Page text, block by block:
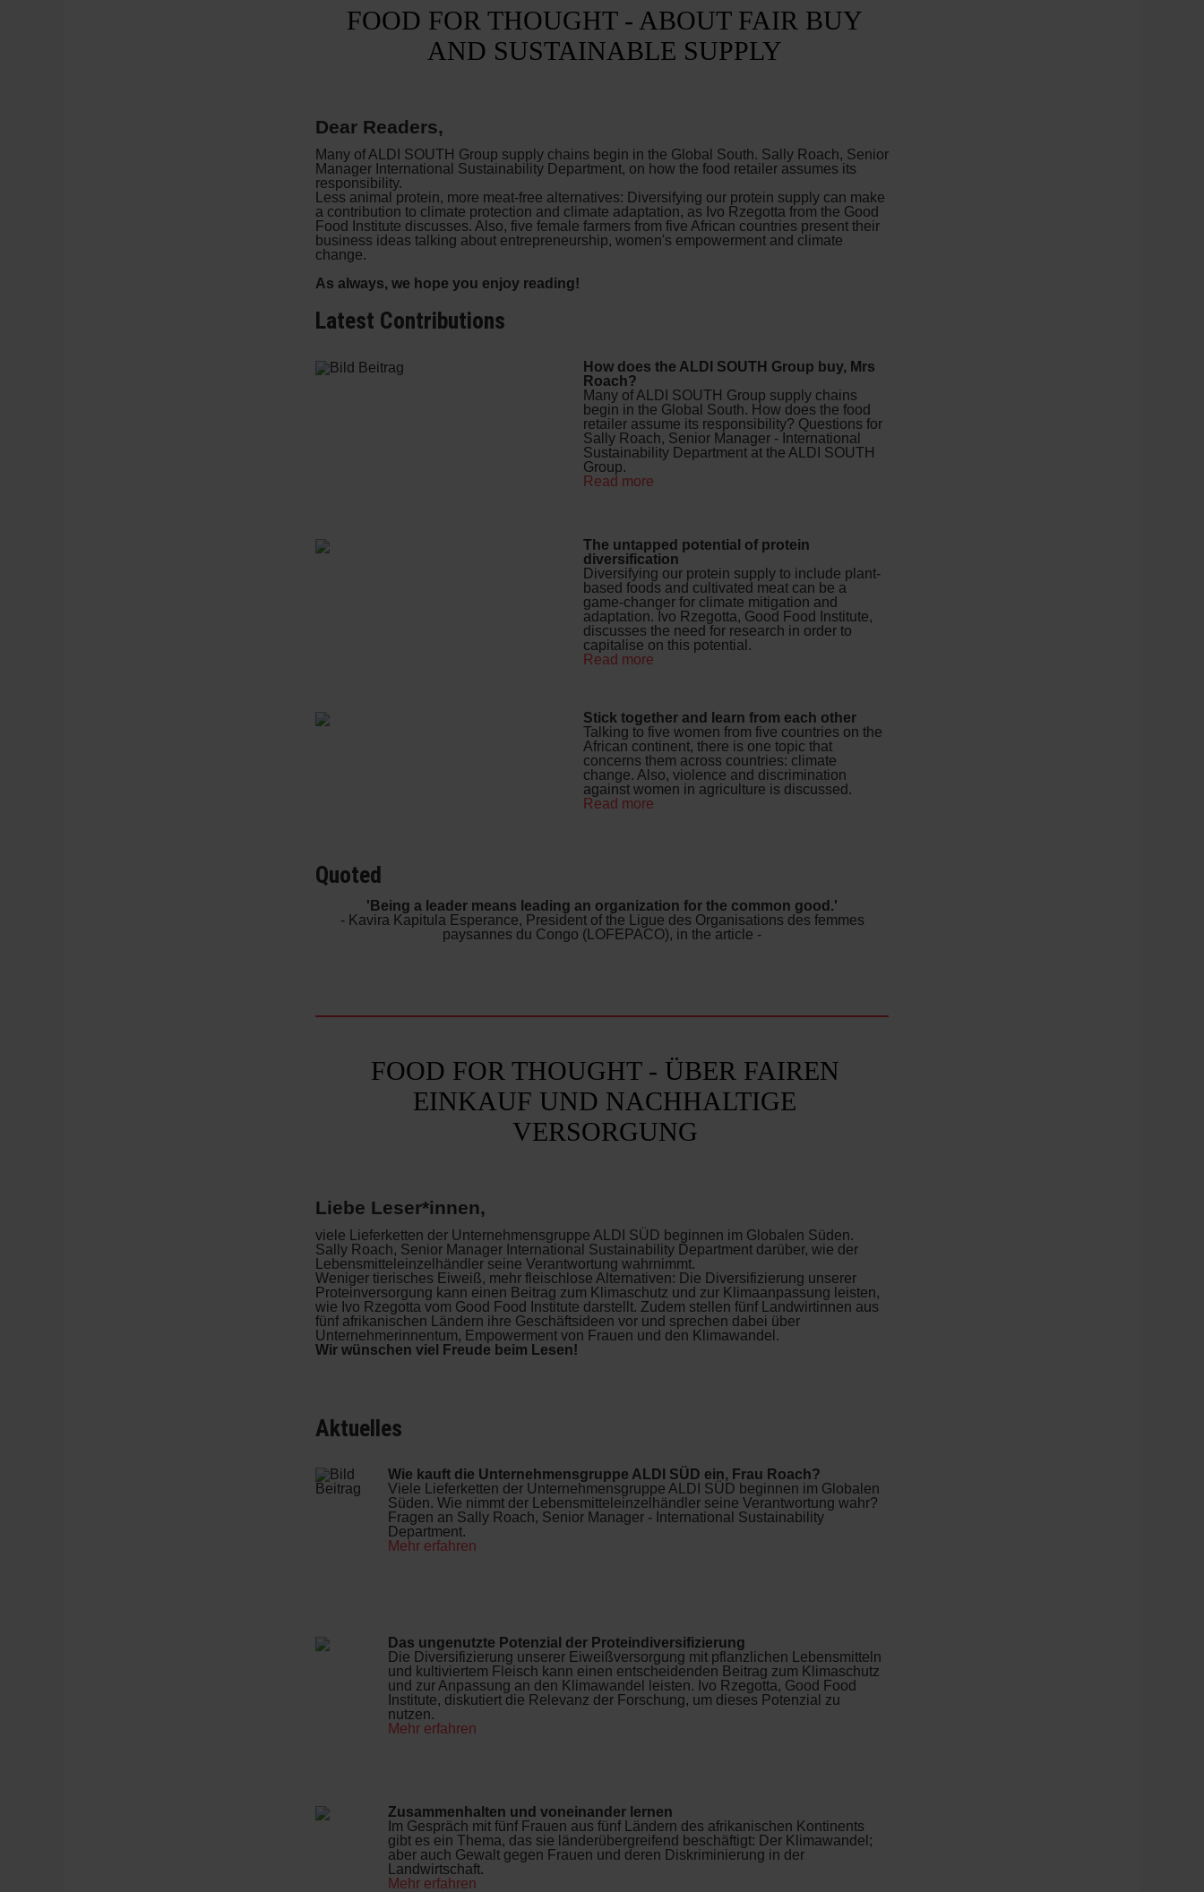
FOOD FOR THOUGHT - ABOUT FAIR BUY
AND SUSTAINABLE SUPPLY
Dear Readers,
Many of ALDI SOUTH Group supply chains begin in the Global South. Sally Roach, Senior
Manager International Sustainability Department, on how the food retailer assumes its
responsibility.
Less animal protein, more meat-free alternatives: Diversifying our protein supply can make
a contribution to climate protection and climate adaptation, as Ivo Rzegotta from the Good
Food Institute discusses. Also, five female farmers from five African countries present their
business ideas talking about entrepreneurship, women's empowerment and climate
change.
As always, we hope you enjoy reading!
Latest Contributions
How does the ALDI SOUTH Group buy, Mrs
Roach?
Many of ALDI SOUTH Group supply chains
begin in the Global South. How does the food
retailer assume its responsibility? Questions for
Sally Roach, Senior Manager - International
Sustainability Department at the ALDI SOUTH
Group.
Read more
The untapped potential of protein
diversification
Diversifying our protein supply to include plant-
based foods and cultivated meat can be a
game-changer for climate mitigation and
adaptation. Ivo Rzegotta, Good Food Institute,
discusses the need for research in order to
capitalise on this potential.
Read more
Stick together and learn from each other
Talking to five women from five countries on the
African continent, there is one topic that
concerns them across countries: climate
change. Also, violence and discrimination
against women in agriculture is discussed.
Read more
Quoted
'Being a leader means leading an organization for the common good.'
- Kavira Kapitula Esperance, President of the Ligue des Organisations des femmes
paysannes du Congo (LOFEPACO), in the article -
FOOD FOR THOUGHT - ÜBER FAIREN
EINKAUF UND NACHHALTIGE
VERSORGUNG
Liebe Leser*innen,
viele Lieferketten der Unternehmensgruppe ALDI SÜD beginnen im Globalen Süden.
Sally Roach, Senior Manager International Sustainability Department darüber, wie der
Lebensmitteleinzelhändler seine Verantwortung wahrnimmt.
Weniger tierisches Eiweiß, mehr fleischlose Alternativen: Die Diversifizierung unserer
Proteinversorgung kann einen Beitrag zum Klimaschutz und zur Klimaanpassung leisten,
wie Ivo Rzegotta vom Good Food Institute darstellt. Zudem stellen fünf Landwirtinnen aus
fünf afrikanischen Ländern ihre Geschäftsideen vor und sprechen dabei über
Unternehmerinnentum, Empowerment von Frauen und den Klimawandel.
Wir wünschen viel Freude beim Lesen!
Aktuelles
Wie kauft die Unternehmensgruppe ALDI SÜD ein, Frau Roach?
Viele Lieferketten der Unternehmensgruppe ALDI SÜD beginnen im Globalen
Süden. Wie nimmt der Lebensmitteleinzelhändler seine Verantwortung wahr?
Fragen an Sally Roach, Senior Manager - International Sustainability
Department.
Mehr erfahren
Das ungenutzte Potenzial der Proteindiversifizierung
Die Diversifizierung unserer Eiweißversorgung mit pflanzlichen Lebensmitteln
und kultiviertem Fleisch kann einen entscheidenden Beitrag zum Klimaschutz
und zur Anpassung an den Klimawandel leisten. Ivo Rzegotta, Good Food
Institute, diskutiert die Relevanz der Forschung, um dieses Potenzial zu
nutzen.
Mehr erfahren
Zusammenhalten und voneinander lernen
Im Gespräch mit fünf Frauen aus fünf Ländern des afrikanischen Kontinents
gibt es ein Thema, das sie länderübergreifend beschäftigt: Der Klimawandel;
aber auch Gewalt gegen Frauen und deren Diskriminierung in der
Landwirtschaft.
Mehr erfahren